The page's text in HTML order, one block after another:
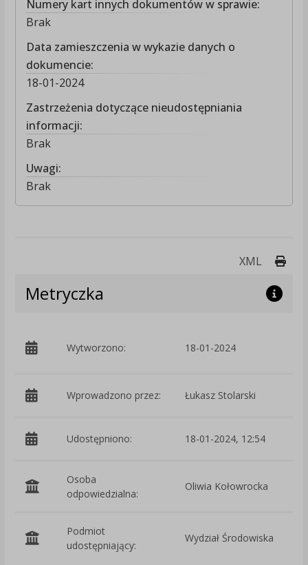
Numery kart innych dokumentów w sprawie:
Brak
Data zamieszczenia w wykazie danych o
dokumencie:
18-01-2024
Zastrzeżenia dotyczące nieudostępniania
informacji:
Brak
Uwagi:
Brak
XML
Metryczka
Wytworzono: 18-01-2024
Wprowadzono przez: Łukasz Stolarski
Udostępniono: 18-01-2024, 12:54
Osoba
odpowiedzialna:
Oliwia Kołowrocka
Podmiot
udostępniający:
Wydział Środowiska